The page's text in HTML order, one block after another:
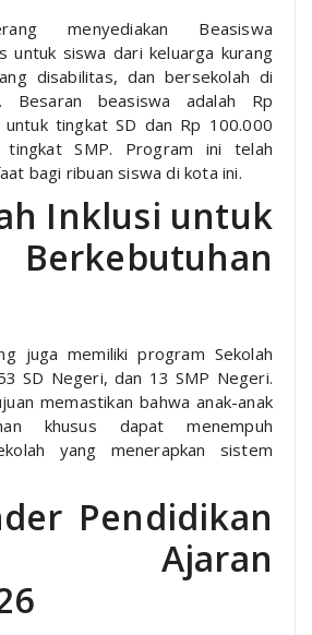
menyediakan Beasiswa
untuk siswa dari keluarga kurang
disabilitas, dan bersekolah di
Besaran beasiswa adalah Rp
tingkat SD dan Rp 100.000
SMP. Program ini telah
bagi ribuan siswa di kota ini.
Inklusi untuk
juga memiliki program Sekolah
SD Negeri, dan 13 SMP Negeri.
memastikan bahwa anak-anak
khusus dapat menempuh
yang menerapkan sistem
Pendidikan
Ajaran